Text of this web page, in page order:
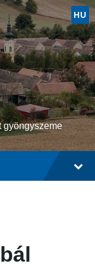
HU
gyöngyszeme